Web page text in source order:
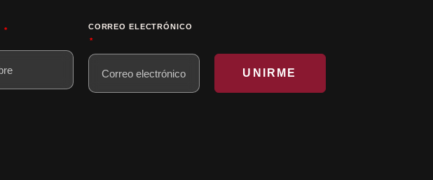
CORREO ELECTRÓNICO
UNIRME